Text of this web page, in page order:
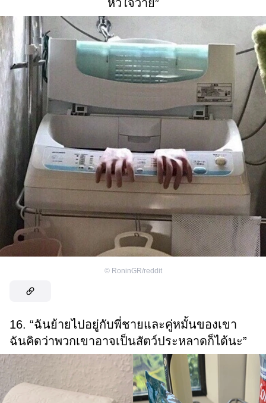
หัวใจวาย”
© RoninGR/reddit
16. “ฉันย้ายไปอยู่กับพี่ชายและคู่หมั้นของเขา
ฉันคิดว่าพวกเขาอาจเป็นสัตว์ประหลาดก็ได้นะ”